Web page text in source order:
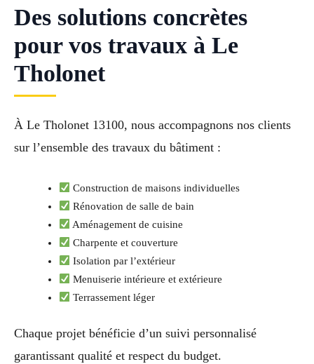
Des solutions concrètes
pour vos travaux à Le
Tholonet
À Le Tholonet 13100, nous accompagnons nos clients
sur l’ensemble des travaux du bâtiment :
Construction de maisons individuelles
Rénovation de salle de bain
Aménagement de cuisine
Charpente et couverture
Isolation par l’extérieur
Menuiserie intérieure et extérieure
Terrassement léger
Chaque projet bénéficie d’un suivi personnalisé
garantissant qualité et respect du budget.